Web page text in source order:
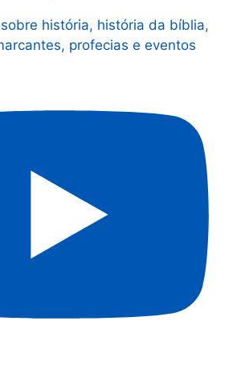
história, história da bíblia,
profecias e eventos